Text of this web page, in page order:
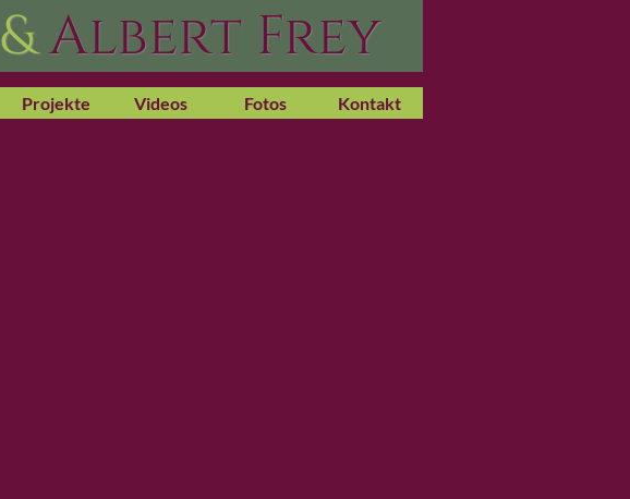
&Albert Frey
Projekte Videos Fotos Kontakt